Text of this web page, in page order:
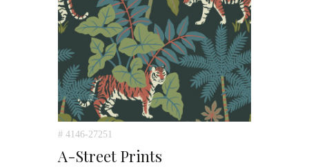
# 4146-27251
A-Street Prints